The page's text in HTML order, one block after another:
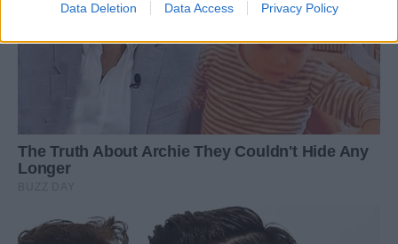
Data Deletion Data Access Privacy Policy